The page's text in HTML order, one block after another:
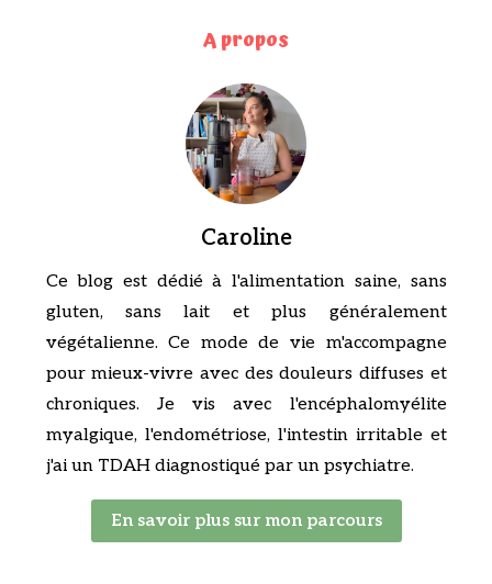
A propos
Caroline
Ce blog est dédié à l'alimentation saine, sans
gluten, sans lait et plus généralement
végétalienne. Ce mode de vie m'accompagne
pour mieux-vivre avec des douleurs diffuses et
chroniques. Je vis avec l'encéphalomyélite
myalgique, l'endométriose, l'intestin irritable et
j'ai un TDAH diagnostiqué par un psychiatre.
En savoir plus sur mon parcours